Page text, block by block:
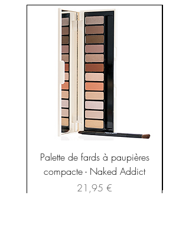
Palette de fards à paupières
compacte - Naked Addict
Prix
21,95 €